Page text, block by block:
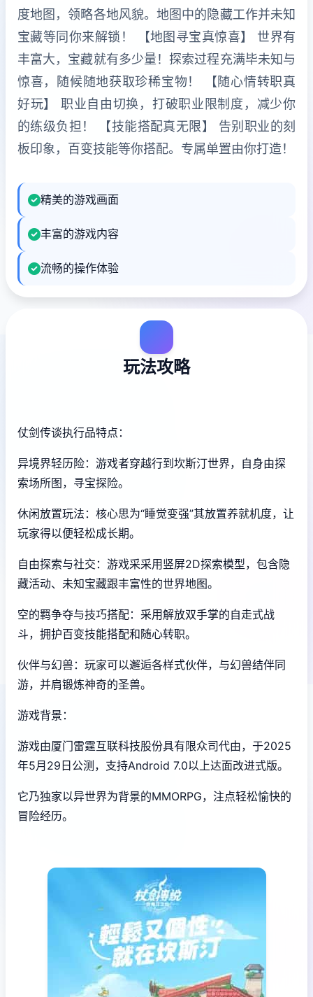
度地图，领略各地风貌。地图中的隐藏工作并未知
宝藏等同你来解锁！ 【地图寻宝真惊喜】 世界有
丰富大，宝藏就有多少量！探索过程充满毕未知与
惊喜，随候随地获取珍稀宝物！ 【随心情转职真
好玩】 职业自由切换，打破职业限制度，减少你
的练级负担！ 【技能搭配真无限】 告别职业的刻
板印象，百变技能等你搭配。专属单置由你打造！
精美的游戏画面
丰富的游戏内容
流畅的操作体验
玩法攻略
仗剑传谈执行品特点：
异境界轻历险：游戏者穿越行到坎斯汀世界，自身由探
索场所图，寻宝探险。
休闲放置玩法：核心思为“睡觉变强”其放置养就机度，让
玩家得以便轻松成长期。
自由探索与社交：游戏采采用竖屏2D探索模型，包含隐
藏活动、未知宝藏跟丰富性的世界地图。
空的羁争夺与技巧搭配：采用解放双手掌的自走式战
斗，拥护百变技能搭配和随心转职。
伙伴与幻兽：玩家可以邂逅各样式伙伴，与幻兽结伴同
游，并肩锻炼神奇的圣兽。
游戏背景：
游戏由厦门雷霆互联科技股份具有限众司代由，于2025
年5月29日公测，支持Android 7.0以上达面改进式版。
它乃独家以异世界为背景的MMORPG，注点轻松愉快的
冒险经历。